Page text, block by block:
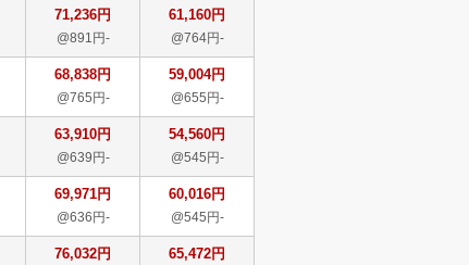
71,236円
@891円-
61,160円
@764円-
68,838円
@765円-
59,004円
@655円-
63,910円
@639円-
54,560円
@545円-
69,971円
@636円-
60,016円
@545円-
76,032円 65,472円